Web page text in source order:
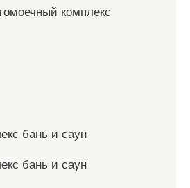
комплекс
бань и саун
бань и саун